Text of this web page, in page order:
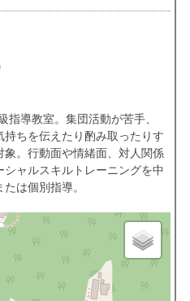
指導教室。集団活動が苦手、
ちを伝えたり酌み取ったりす
象。行動面や情緒面、対人関係
ャルスキルトレーニングを中
は個別指導。